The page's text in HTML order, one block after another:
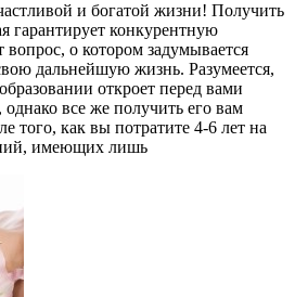
и богатой жизни! Получить
гарантирует конкурентную
вопрос, о котором задумывается
дальнейшую жизнь. Разумеется,
откроет перед вами
все же получить его вам
того, как вы потратите 4-6 лет на
имеющих лишь